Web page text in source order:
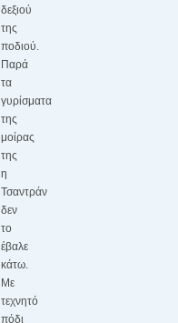
δεξιού
της
ποδιού.
Παρά
τα
γυρίσματα
της
μοίρας
της
η
Τσαντράν
δεν
το
έβαλε
κάτω.
Με
τεχνητό
πόδι